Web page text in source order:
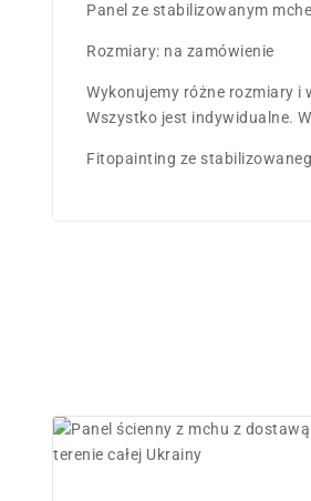
Panel ze stabilizowanym
Rozmiary: na zamówienie
Wykonujemy różne rozmiary i
Wszystko jest indywidualne.
Fitopainting ze